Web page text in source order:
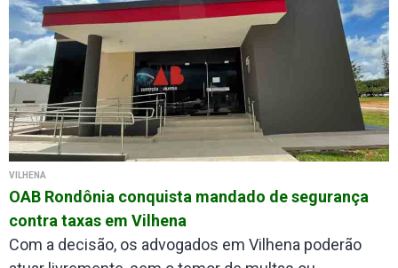
VILHENA
OAB Rondônia conquista mandado de segurança
contra taxas em Vilhena
Com a decisão, os advogados em Vilhena poderão